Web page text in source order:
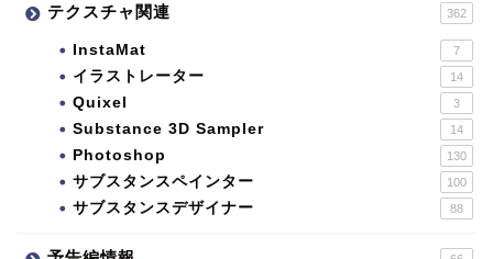
テクスチャ関連 362
InstaMat 7
イラストレーター 14
Quixel 3
Substance 3D Sampler 14
Photoshop 130
サブスタンスペインター 100
サブスタンスデザイナー 88